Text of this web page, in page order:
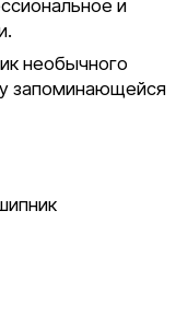
и
необычного
запоминающейся